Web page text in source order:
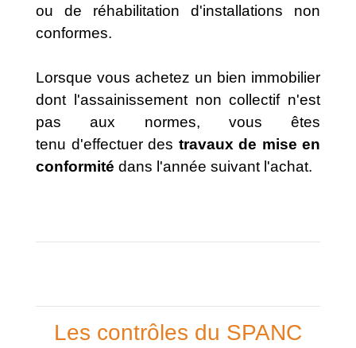
ou de réhabilitation d'installations non
conformes.
Lorsque vous achetez un bien immobilier
dont l'assainissement non collectif n'est
pas aux normes, vous êtes
tenu d'effectuer des travaux de mise en
conformité dans l'année suivant l'achat.
Les contrôles du SPANC